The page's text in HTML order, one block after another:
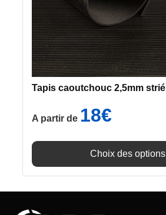
Tapis caoutchouc 2,5mm strié
A partir de 18€
Choix des options
être
choisies
sur
la
page
du
produit